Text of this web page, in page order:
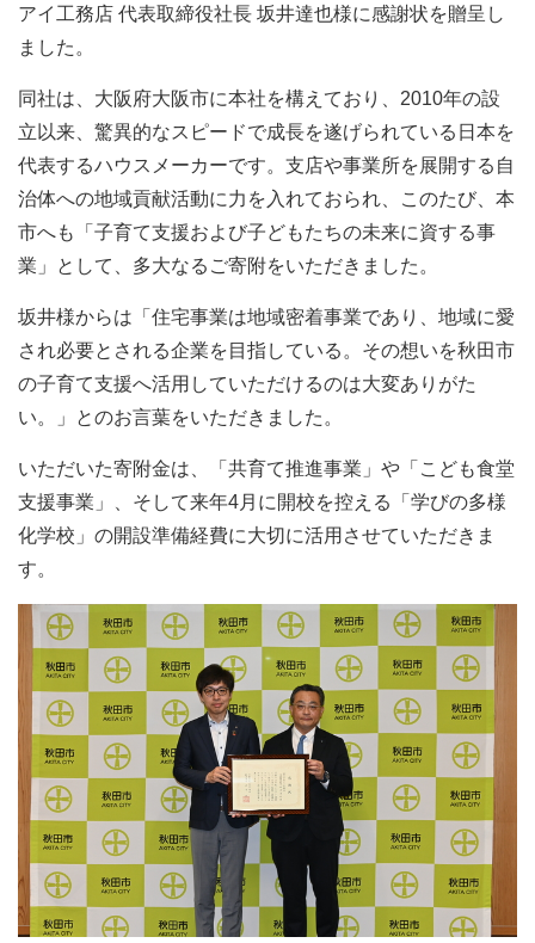
アイ工務店 代表取締役社長 坂井達也様に感謝状を贈呈し
ました。
同社は、大阪府大阪市に本社を構えており、2010年の設
立以来、驚異的なスピードで成長を遂げられている日本を
代表するハウスメーカーです。支店や事業所を展開する自
治体への地域貢献活動に力を入れておられ、このたび、本
市へも「子育て支援および子どもたちの未来に資する事
業」として、多大なるご寄附をいただきました。
坂井様からは「住宅事業は地域密着事業であり、地域に愛
され必要とされる企業を目指している。その想いを秋田市
の子育て支援へ活用していただけるのは大変ありがた
い。」とのお言葉をいただきました。
いただいた寄附金は、「共育て推進事業」や「こども食堂
支援事業」、そして来年4月に開校を控える「学びの多様
化学校」の開設準備経費に大切に活用させていただきま
す。